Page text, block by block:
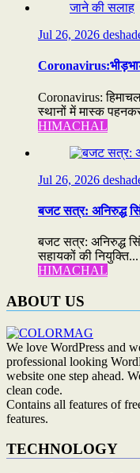
Jul 26, 2026
Coronavirus:
स्थानों में मास्क
HIMACHAL
Jul 26, 2026
बजट सत्र: अनिरुद्ध
बजट सत्र: अनिरुद्ध
सहायकों की नियुक्ति...
HIMACHAL
ABOUT US
We love WordPress and
professional looking
website one step ahead.
clean code.
Contains all features of
features.
TECHNOLOGY